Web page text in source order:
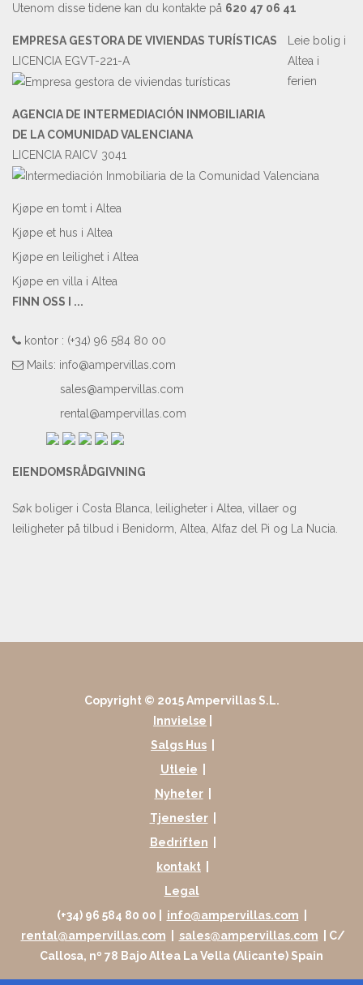
Utenom disse tidene kan du kontakte på 620 47 06 41
EMPRESA GESTORA DE VIVIENDAS TURÍSTICAS
LICENCIA EGVT-221-A
AGENCIA DE INTERMEDIACIÓN INMOBILIARIA
DE LA COMUNIDAD VALENCIANA
LICENCIA RAICV 3041
Leie bolig i
Altea i
ferien
Kjøpe en tomt i Altea
Kjøpe et hus i Altea
Kjøpe en leilighet i Altea
Kjøpe en villa i Altea
FINN OSS I ...
kontor : (+34) 96 584 80 00
Mails: info@ampervillas.com
sales@ampervillas.com
rental@ampervillas.com
EIENDOMSRÅDGIVNING
Søk boliger i Costa Blanca, leiligheter i Altea, villaer og
leiligheter på tilbud i Benidorm, Altea, Alfaz del Pi og La Nucia.
Copyright © 2015 Ampervillas S.L.
Innvielse
Salgs Hus
Utleie
Nyheter
Tjenester
Bedriften
kontakt
Legal
(+34) 96 584 80 00 |
info@ampervillas.com
rental@ampervillas.com
sales@ampervillas.com
| C/
Callosa, nº 78 Bajo Altea La Vella (Alicante) Spain